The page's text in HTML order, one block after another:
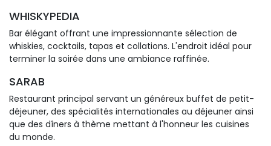
WHISKYPEDIA
Bar élégant offrant une impressionnante sélection de
whiskies, cocktails, tapas et collations. L'endroit idéal pour
terminer la soirée dans une ambiance raffinée.
SARAB
Restaurant principal servant un généreux buffet de petit-
déjeuner, des spécialités internationales au déjeuner ainsi
que des dîners à thème mettant à l'honneur les cuisines
du monde.